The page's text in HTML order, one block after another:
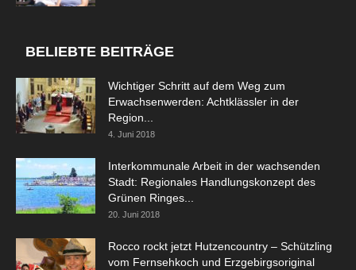
BELIEBTE BEITRÄGE
Wichtiger Schritt auf dem Weg zum
Erwachsenwerden: Achtklässler in der
Region...
4. Juni 2018
Interkommunale Arbeit in der wachsenden
Stadt: Regionales Handlungskonzept des
Grünen Ringes...
20. Juni 2018
Rocco rockt jetzt Hutzencountry – Schützling
vom Fernsehkoch und Erzgebirgsoriginal